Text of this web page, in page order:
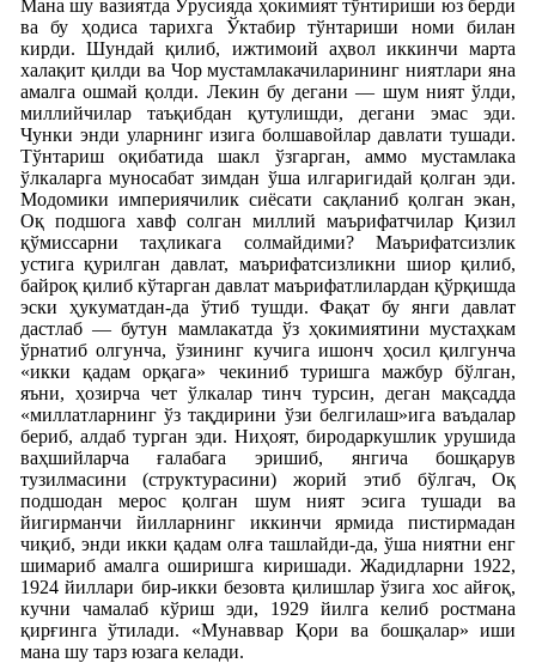
Мана шу вазиятда Ўрусияда ҳокимият тўнтириши юз берди
ва бу ҳодиса тарихга Ўктабир тўнтариши номи билан
кирди. Шундай қилиб, ижтимоий аҳвол иккинчи марта
халақит қилди ва Чор мустамлакачиларининг ниятлари яна
амалга ошмай қолди. Лекин бу дегани — шум ният ўлди,
миллийчилар таъқибдан қутулишди, дегани эмас эди.
Чунки энди уларнинг изига болшавойлар давлати тушади.
Тўнтариш оқибатида шакл ўзгарган, аммо мустамлака
ўлкаларга муносабат зимдан ўша илгаригидай қолган эди.
Модомики империячилик сиёсати сақланиб қолган экан,
Оқ подшога хавф солган миллий маърифатчилар Қизил
қўмиссарни таҳликага солмайдими? Маърифатсизлик
устига қурилган давлат, маърифатсизликни шиор қилиб,
байроқ қилиб кўтарган давлат маърифатлилардан қўрқишда
эски ҳукуматдан-да ўтиб тушди. Фақат бу янги давлат
дастлаб — бутун мамлакатда ўз ҳокимиятини мустаҳкам
ўрнатиб олгунча, ўзининг кучига ишонч ҳосил қилгунча
«икки қадам орқага» чекиниб туришга мажбур бўлган,
яъни, ҳозирча чет ўлкалар тинч турсин, деган мақсадда
«миллатларнинг ўз тақдирини ўзи белгилаш»ига ваъдалар
бериб, алдаб турган эди. Ниҳоят, биродаркушлик урушида
ваҳшийларча ғалабага эришиб, янгича бошқарув
тузилмасини (структурасини) жорий этиб бўлгач, Оқ
подшодан мерос қолган шум ният эсига тушади ва
йигирманчи йилларнинг иккинчи ярмида пистирмадан
чиқиб, энди икки қадам олға ташлайди-да, ўша ниятни енг
шимариб амалга оширишга киришади. Жадидларни 1922,
1924 йиллари бир-икки безовта қилишлар ўзига хос айғоқ,
кучни чамалаб кўриш эди, 1929 йилга келиб ростмана
қирғинга ўтилади. «Мунаввар Қори ва бошқалар» иши
мана шу тарз юзага келади.